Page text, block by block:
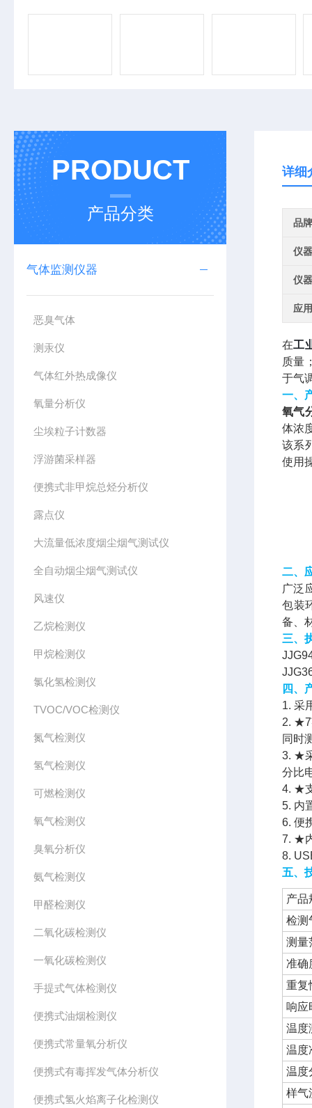
PRODUCT
产品分类
气体监测仪器
恶臭气体
测汞仪
气体红外热成像仪
氧量分析仪
尘埃粒子计数器
浮游菌采样器
便携式非甲烷总烃分析仪
露点仪
大流量低浓度烟尘烟气测试仪
全自动烟尘烟气测试仪
风速仪
乙烷检测仪
甲烷检测仪
氯化氢检测仪
TVOC/VOC检测仪
氮气检测仪
氢气检测仪
可燃检测仪
氧气检测仪
臭氧分析仪
氨气检测仪
甲醛检测仪
二氧化碳检测仪
一氧化碳检测仪
手提式气体检测仪
便携式油烟检测仪
便携式常量氧分析仪
便携式有毒挥发气体分析仪
便携式氢火焰离子化检测仪
详细
品牌
仪
仪
应
在工
质量
于气
一、
氧气
体浓
该系
使用
二、
广泛
包装
备、
三、
四、
1. 采
2. ★7
同时
3. ★
分比
4. ★
5. 内
6. 便
7. ★
8.
五、
产品
检测
测量
准确
重复
响应
温度
温度
温度
样气